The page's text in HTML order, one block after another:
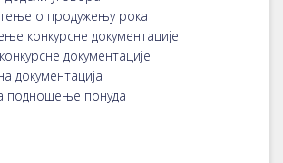
о продужењу рока
конкурсне документације
документације
документација
подношење понуда